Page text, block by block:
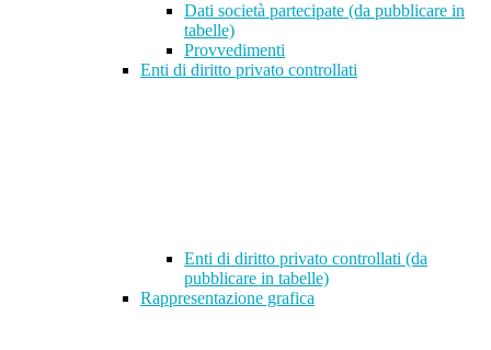
Dati società partecipate (da pubblicare in
tabelle)
Provvedimenti
Enti di diritto privato controllati
Enti di diritto privato controllati (da
pubblicare in tabelle)
Rappresentazione grafica